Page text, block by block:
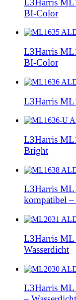
BI-Color
L3Harris
BI-Color
L3Harris
L3Harris
Bright
L3Harris
kompatibel
L3Harris ML
Wasserdicht
L3Harris ML